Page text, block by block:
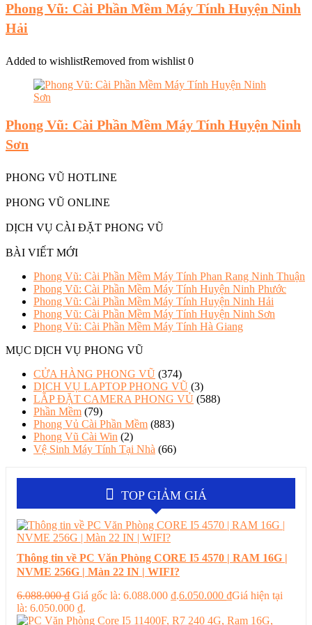
Phong Vũ: Cài Phần Mềm Máy Tính Huyện Ninh
Hải
Added to wishlistRemoved from wishlist 0
Phong Vũ: Cài Phần Mềm Máy Tính Huyện Ninh
Sơn
PHONG VŨ HOTLINE
PHONG VŨ ONLINE
DỊCH VỤ CÀI ĐẶT PHONG VŨ
BÀI VIẾT MỚI
Phong Vũ: Cài Phần Mềm Máy Tính Phan Rang Ninh Thuận
Phong Vũ: Cài Phần Mềm Máy Tính Huyện Ninh Phước
Phong Vũ: Cài Phần Mềm Máy Tính Huyện Ninh Hải
Phong Vũ: Cài Phần Mềm Máy Tính Huyện Ninh Sơn
Phong Vũ: Cài Phần Mềm Máy Tính Hà Giang
MỤC DỊCH VỤ PHONG VŨ
CỬA HÀNG PHONG VŨ (374)
DỊCH VỤ LAPTOP PHONG VŨ (3)
LẮP ĐẶT CAMERA PHONG VỦ (588)
Phần Mềm (79)
Phong Vủ Cài Phần Mềm (883)
Phong Vũ Cài Win (2)
Vệ Sinh Máy Tính Tại Nhà (66)
TOP GIẢM GIÁ
Thông tin về PC Văn Phòng CORE I5 4570 | RAM 16G |
NVME 256G | Màn 22 IN | WIFI?
6.088.000₫ Giá gốc là: 6.088.000 ₫.6.050.000 ₫Giá hiện tại
là: 6.050.000 ₫.